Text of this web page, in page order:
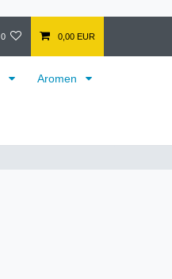
0 0,00 EUR
Aromen